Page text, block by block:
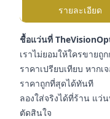
รายละเอียด
ชื้อแว่นที่
เราไม่ยอมให้ใครขาย
ราคาเปรียบเทียบ หากเ
ราคาถูกที่สุดได้ทันที
ลองใส่จริงได้ที่ร้าน แว่
ตัดสินใจ